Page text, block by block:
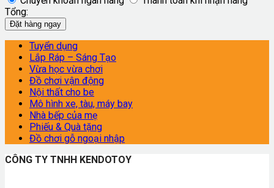
Tổng:
Đặt hàng ngay
Tuyển dụng
Lắp Ráp – Sáng Tạo
Vừa học vừa chơi
Đồ chơi vận động
Nội thất cho be
Mô hình xe, tàu, máy bay
Nhà bếp của mẹ
Phiếu & Quà tặng
Đồ chơi gỗ ngoại nhập
CÔNG TY TNHH KENDOTOY